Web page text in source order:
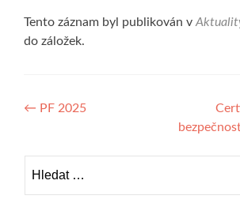
Tento záznam byl publikován v
do záložek.
Navigace
příspěvek
← PF 2025